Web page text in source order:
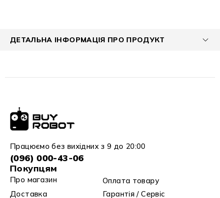
ДЕТАЛЬНА ІНФОРМАЦІЯ ПРО ПРОДУКТ
Працюємо без вихідних з 9 до 20:00
(096) 000-43-06
Покупцям
Про магазин
Оплата товару
Доставка
Гарантія / Сервіс